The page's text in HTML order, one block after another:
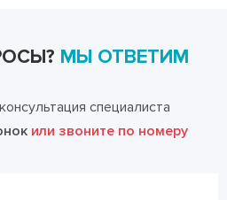
МЫ ОТВЕТИМ
специалиста
или звоните по номеру